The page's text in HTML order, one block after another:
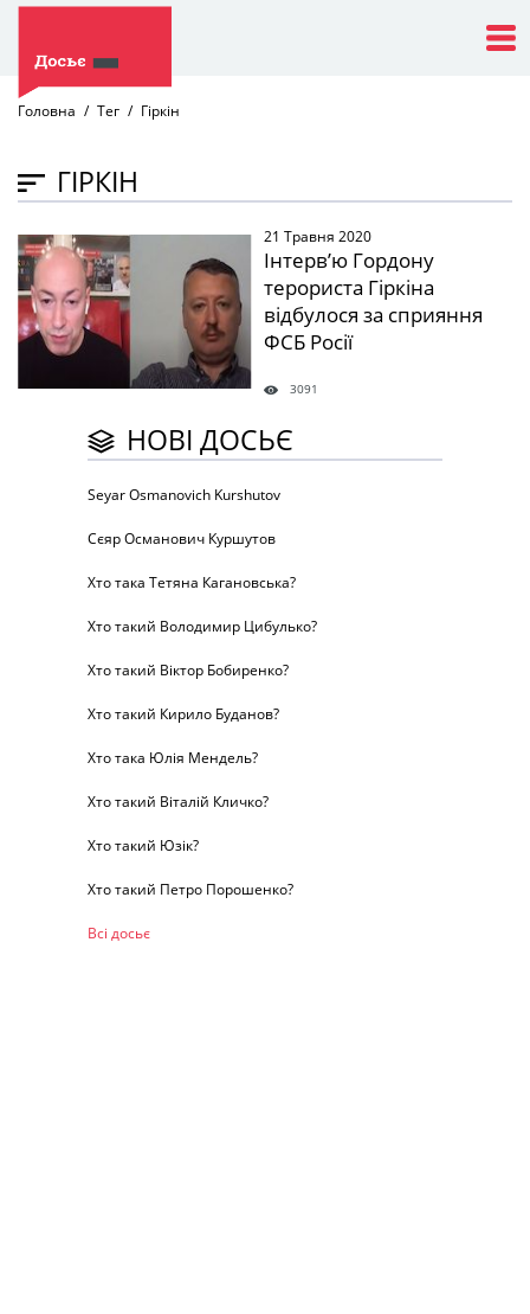
Головна Тег Гіркін
ГІРКІН
" /> 21 Травня 2020
Інтерв’ю Гордону
терориста Гіркіна
відбулося за сприяння
ФСБ Росії
3091
НОВІ ДОСЬЄ
Seyar Osmanovich Kurshutov
Сєяр Османович Куршутов
Хто така Тетяна Кагановська?
Хто такий Володимир Цибулько?
Хто такий Віктор Бобиренко?
Хто такий Кирило Буданов?
Хто така Юлія Мендель?
Хто такий Віталій Кличко?
Хто такий Юзік?
Хто такий Петро Порошенко?
Всі досьє